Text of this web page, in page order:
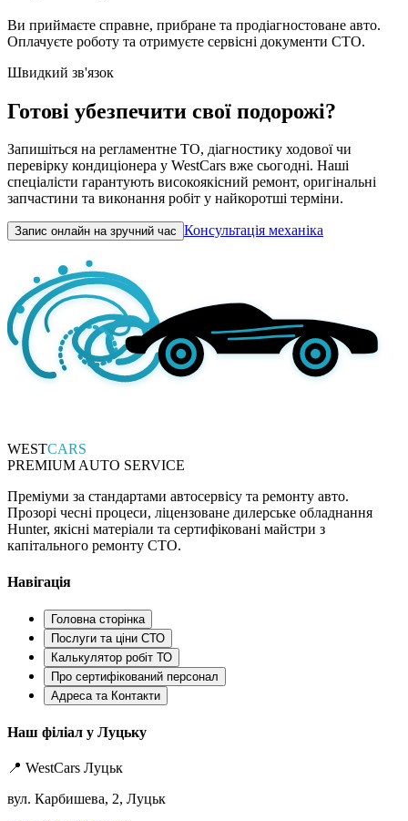
Ви приймаєте справне, прибране та продіагностоване авто.
Оплачуєте роботу та отримуєте сервісні документи СТО.
Швидкий зв'язок
Готові убезпечити свої подорожі?
Запишіться на регламентне ТО, діагностику ходової чи
перевірку кондиціонера у WestCars вже сьогодні. Наші
спеціалісти гарантують високоякісний ремонт, оригінальні
запчастини та виконання робіт у найкоротші терміни.
Запис онлайн на зручний час Консультація механіка
WESTCARS
PREMIUM AUTO SERVICE
Преміуми за стандартами автосервісу та ремонту авто.
Прозорі чесні процеси, ліцензоване дилерське обладнання
Hunter, якісні матеріали та сертифіковані майстри з
капітального ремонту СТО.
Навігація
Головна сторінка
Послуги та ціни СТО
Калькулятор робіт ТО
Про сертифікований персонал
Адреса та Контакти
Наш філіал у Луцьку
📍 WestCars Луцьк
вул. Карбишева, 2, Луцьк